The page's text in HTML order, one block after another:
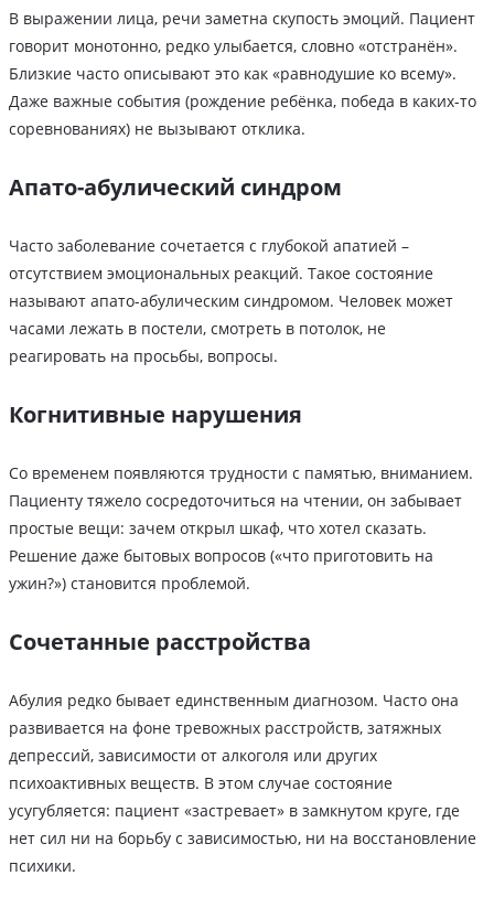
В выражении лица, речи заметна скупость эмоций. Пациент
говорит монотонно, редко улыбается, словно «отстранён».
Близкие часто описывают это как «равнодушие ко всему».
Даже важные события (рождение ребёнка, победа в каких-то
соревнованиях) не вызывают отклика.
Апато-абулический синдром
Часто заболевание сочетается с глубокой апатией –
отсутствием эмоциональных реакций. Такое состояние
называют апато-абулическим синдромом. Человек может
часами лежать в постели, смотреть в потолок, не
реагировать на просьбы, вопросы.
Когнитивные нарушения
Со временем появляются трудности с памятью, вниманием.
Пациенту тяжело сосредоточиться на чтении, он забывает
простые вещи: зачем открыл шкаф, что хотел сказать.
Решение даже бытовых вопросов («что приготовить на
ужин?») становится проблемой.
Сочетанные расстройства
Абулия редко бывает единственным диагнозом. Часто она
развивается на фоне тревожных расстройств, затяжных
депрессий, зависимости от алкоголя или других
психоактивных веществ. В этом случае состояние
усугубляется: пациент «застревает» в замкнутом круге, где
нет сил ни на борьбу с зависимостью, ни на восстановление
психики.